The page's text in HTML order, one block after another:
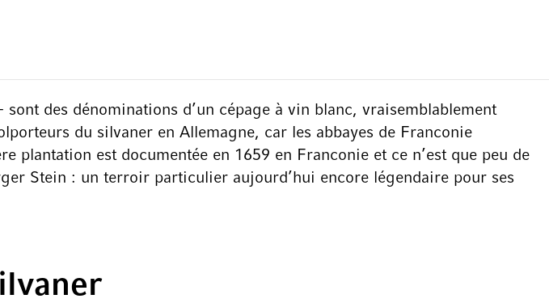
des dénominations d’un cépage à vin blanc, vraisemblablement
du silvaner en Allemagne, car les abbayes de Franconie
est documentée en 1659 en Franconie et ce n’est que peu de
Stein : un terroir particulier aujourd’hui encore légendaire pour ses